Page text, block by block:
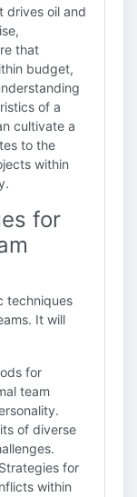
drives oil and
that
budget,
of a
cultivate a
to the
within
for
techniques
It will
for
team
of diverse
Strategies for
within